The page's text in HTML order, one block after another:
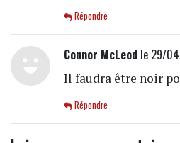
Répondre
Connor McLeodle 29/
Il faudra être noir
Répondre